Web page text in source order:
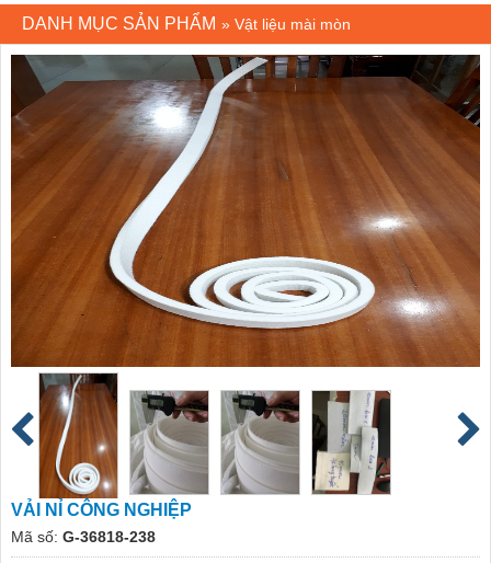
DANH MỤC SẢN PHẨM » Vật liệu mài mòn
VẢI NỈ CÔNG NGHIỆP
Mã số: G-36818-238